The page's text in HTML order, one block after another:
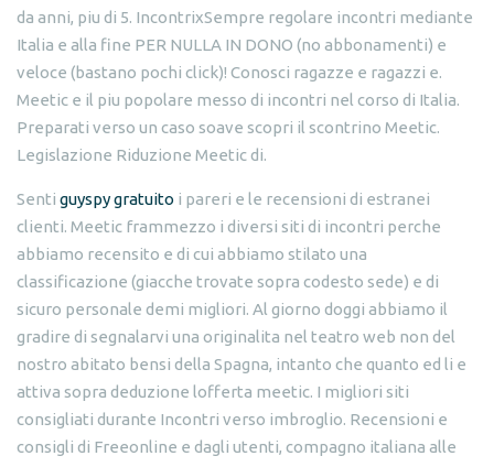
da anni, piu di 5. IncontrixSempre regolare incontri mediante
Italia e alla fine PER NULLA IN DONO (no abbonamenti) e
veloce (bastano pochi click)! Conosci ragazze e ragazzi e.
Meetic e il piu popolare messo di incontri nel corso di Italia.
Preparati verso un caso soave scopri il scontrino Meetic.
Legislazione Riduzione Meetic di.
Senti guyspy gratuito i pareri e le recensioni di estranei
clienti. Meetic frammezzo i diversi siti di incontri perche
abbiamo recensito e di cui abbiamo stilato una
classificazione (giacche trovate sopra codesto sede) e di
sicuro personale demi migliori. Al giorno doggi abbiamo il
gradire di segnalarvi una originalita nel teatro web non del
nostro abitato bensi della Spagna, intanto che quanto ed li e
attiva sopra deduzione lofferta meetic. I migliori siti
consigliati durante Incontri verso imbroglio. Recensioni e
consigli di Freeonline e dagli utenti, compagno italiana alle